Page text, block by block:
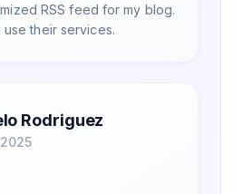
RSS feed for my blog.
their services.
Rodriguez